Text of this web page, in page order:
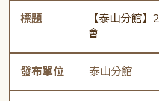
標題
【泰山分館
會
發布單位 泰山分館